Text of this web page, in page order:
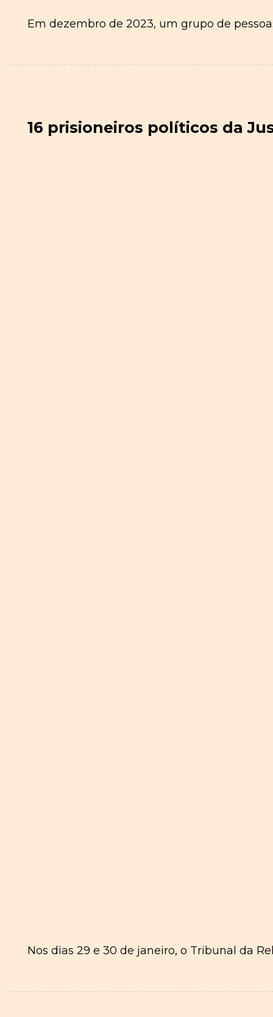
Em dezembro de 2023, um grupo de
16 prisioneiros políticos da
Nos dias 29 e 30 de janeiro, o Tribunal da